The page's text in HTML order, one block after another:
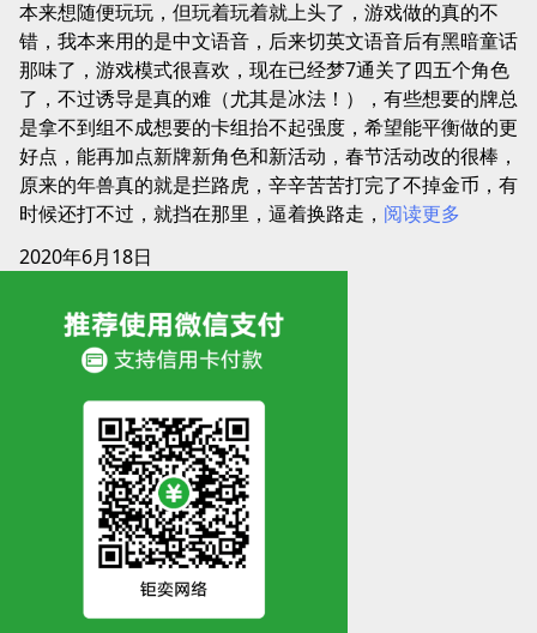
本来想随便玩玩，但玩着玩着就上头了，游戏做的真的不
错，我本来用的是中文语音，后来切英文语音后有黑暗童话
那味了，游戏模式很喜欢，现在已经梦7通关了四五个角色
了，不过诱导是真的难（尤其是冰法！），有些想要的牌总
是拿不到组不成想要的卡组抬不起强度，希望能平衡做的更
好点，能再加点新牌新角色和新活动，春节活动改的很棒，
原来的年兽真的就是拦路虎，辛辛苦苦打完了不掉金币，有
时候还打不过，就挡在那里，逼着换路走， 阅读更多
2020年6月18日